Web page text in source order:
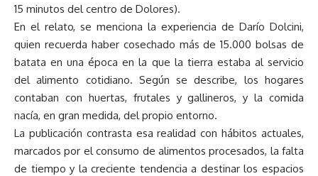
15 minutos del centro de Dolores).
En el relato, se menciona la experiencia de Darío Dolcini,
quien recuerda haber cosechado más de 15.000 bolsas de
batata en una época en la que la tierra estaba al servicio
del alimento cotidiano. Según se describe, los hogares
contaban con huertas, frutales y gallineros, y la comida
nacía, en gran medida, del propio entorno.
La publicación contrasta esa realidad con hábitos actuales,
marcados por el consumo de alimentos procesados, la falta
de tiempo y la creciente tendencia a destinar los espacios